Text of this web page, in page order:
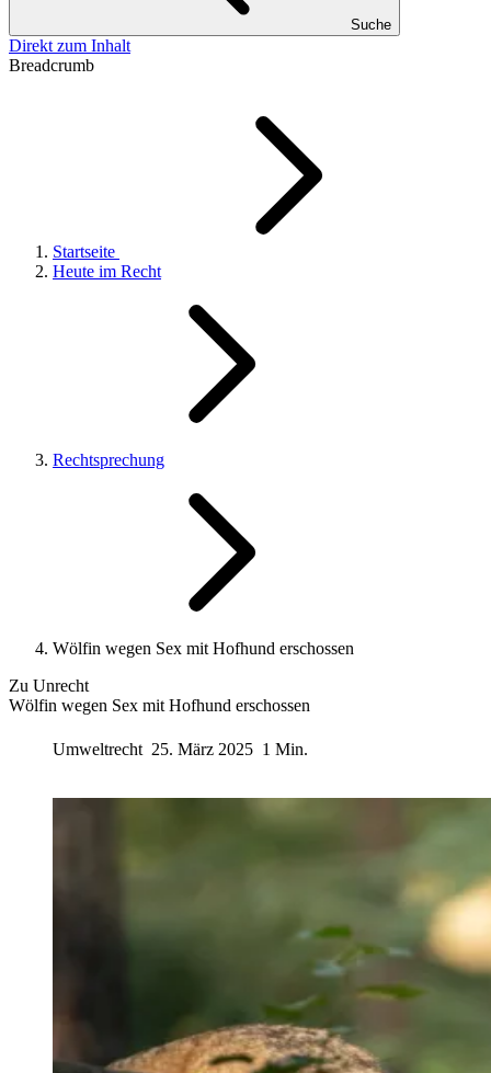
Suche
Direkt zum Inhalt
Breadcrumb
Startseite
Heute im Recht
Rechtsprechung
Wölfin wegen Sex mit Hofhund erschossen
Zu Unrecht
Wölfin wegen Sex mit Hofhund erschossen
Umweltrecht 25. März 2025 1 Min.